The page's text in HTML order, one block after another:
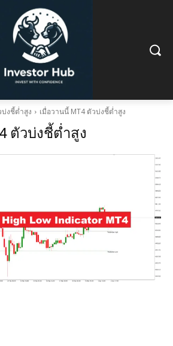
บ่งชี้ต่ำสูง เมื่อวานนี้ MT4 ตัวบ่งชี้ต่ำสูง
ตัวบ่งชี้ต่ำสูง